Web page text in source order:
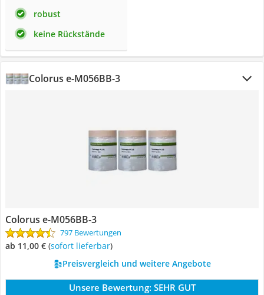
robust
keine Rückstände
Colorus e-M056BB-3
Colorus e-M056BB-3
797 Bewertungen
ab 11,00 € ( Sofort lieferbar)
Preisvergleich und weitere Angebote
Unsere Bewertung: SEHR GUT